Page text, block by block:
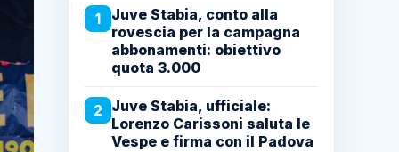
1
Juve Stabia, conto alla
rovescia per la campagna
abbonamenti: obiettivo
quota 3.000
2 Juve Stabia, ufficiale:
Lorenzo Carissoni saluta le
Vespe e firma con il Padova